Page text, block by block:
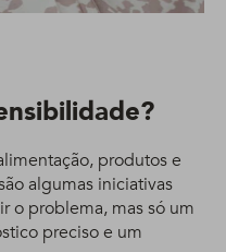
produtos e
algumas iniciativas
o problema, mas só um
preciso e um